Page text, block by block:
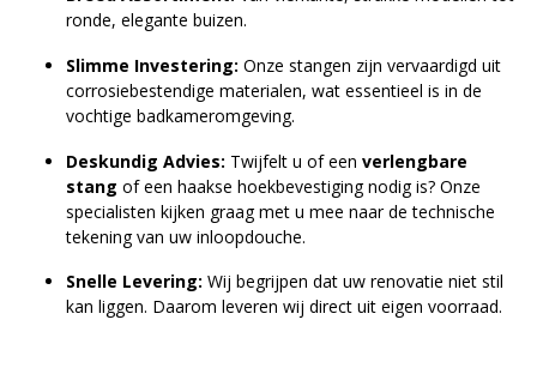
ronde, elegante buizen.
Slimme Investering: Onze stangen zijn vervaardigd uit
corrosiebestendige materialen, wat essentieel is in de
vochtige badkameromgeving.
Deskundig Advies: Twijfelt u of een verlengbare
stang of een haakse hoekbevestiging nodig is? Onze
specialisten kijken graag met u mee naar de technische
tekening van uw inloopdouche.
Snelle Levering: Wij begrijpen dat uw renovatie niet stil
kan liggen. Daarom leveren wij direct uit eigen voorraad.